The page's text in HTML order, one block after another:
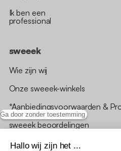
Ga door zonder toestemming
Hallo wij zijn het ...
Ik ben een
professional
sweeek
Wie zijn wij
Onze sweeek-winkels
*Aanbiedingsvoorwaarden &
sweeek beoordelingen